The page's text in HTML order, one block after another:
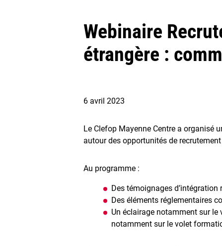
Webinaire
étrangère :
6 avril 2023
Le Clefop Mayenne Centre a organisé
autour des opportunités de
Au programme :
Des témoignages
Des éléments réglementaires
Un éclairage notamment sur
notamment sur le volet